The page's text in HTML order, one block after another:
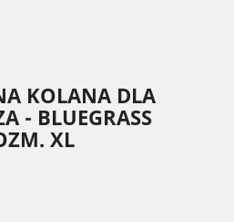
KOLANA DLA
- BLUEGRASS
XL